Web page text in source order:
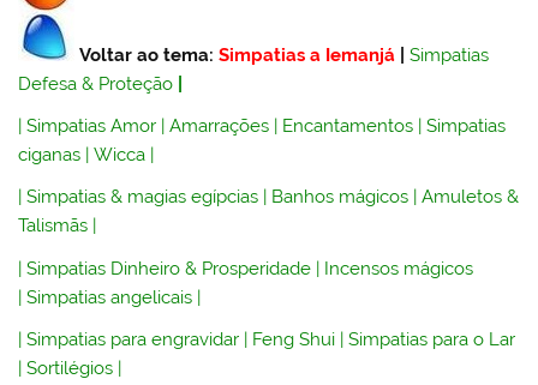
Voltar ao tema:Simpatias a Iemanjá |Simpatias
Defesa & Proteção
|Simpatias Amor |Amarrações | Encantamentos |Simpatias
ciganas |Wicca |
|Simpatias & magias egípcias | Banhos mágicos |Amuletos &
Talismãs |
|Simpatias Dinheiro & Prosperidade | Incensos mágicos
|Simpatias angelicais |
|Simpatias para engravidar | Feng Shui |Simpatias para o Lar
|Sortilégios |